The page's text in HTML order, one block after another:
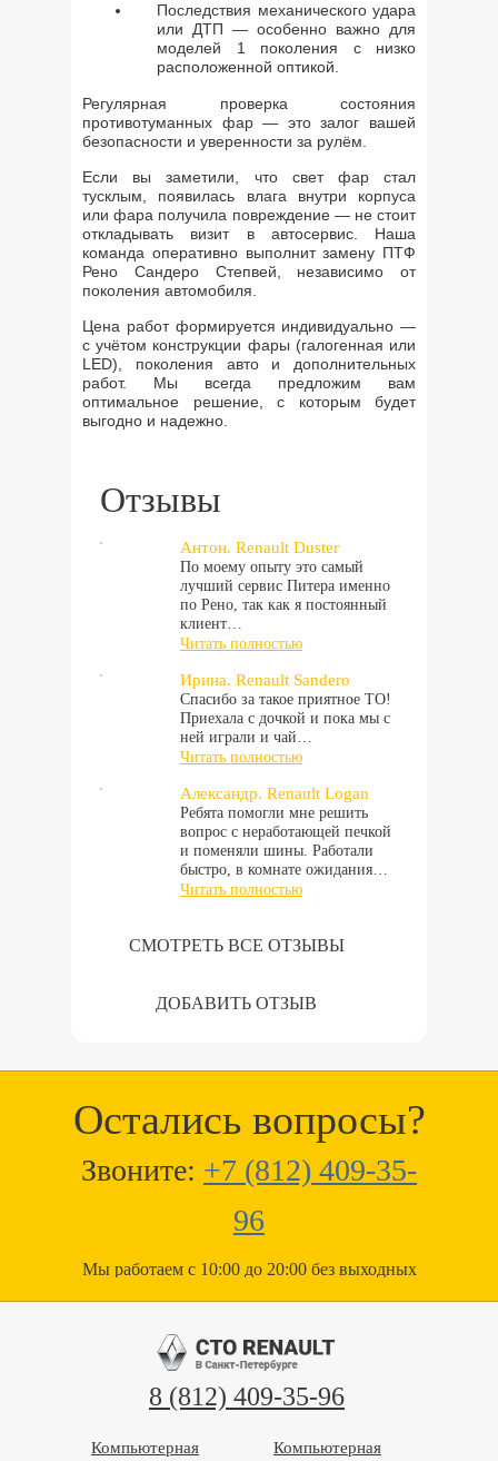
Последствия механического удара
или ДТП — особенно важно для
моделей 1 поколения с низко
расположенной оптикой.
Регулярная проверка состояния
противотуманных фар — это залог вашей
безопасности и уверенности за рулём.
Если вы заметили, что свет фар стал
тусклым, появилась влага внутри корпуса
или фара получила повреждение — не стоит
откладывать визит в автосервис. Наша
команда оперативно выполнит замену ПТФ
Рено Сандеро Степвей, независимо от
поколения автомобиля.
Цена работ формируется индивидуально —
с учётом конструкции фары (галогенная или
LED), поколения авто и дополнительных
работ. Мы всегда предложим вам
оптимальное решение, с которым будет
выгодно и надежно.
Отзывы
Антон. Renault Duster
По моему опыту это самый
лучший сервис Питера именно
по Рено, так как я постоянный
клиент…
Читать полностью
Ирина. Renault Sandero
Спасибо за такое приятное ТО!
Приехала с дочкой и пока мы с
ней играли и чай…
Читать полностью
Александр. Renault Logan
Ребята помогли мне решить
вопрос с неработающей печкой
и поменяли шины. Работали
быстро, в комнате ожидания…
Читать полностью
СМОТРЕТЬ ВСЕ ОТЗЫВЫ
ДОБАВИТЬ ОТЗЫВ
Остались вопросы?
Звоните: +7 (812) 409-35-
96
Мы работаем с 10:00 до 20:00 без выходных
8 (812) 409-35-96
Компьютерная
Компьютерная